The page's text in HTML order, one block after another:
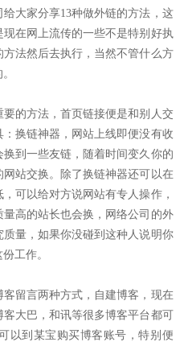
给大家分享13种做外链的方法，这
在网上流传的一些不是特别好执
法然后去执行，当然不管什么方
的方法，首页链接便是和别人交
换链神器，网站上线即便没有收
到一些友链，随着时间变久你的
站交换。除了换链神器还可以在
可以给对方说网站有专人操作，
高的站长也会换，网络公司的外
量，如果你没碰到这种人说明你
工作。
留言两种方式，自建博客，现在
大巴，和讯等很多博客平台都可
以到某宝购买博客账号，特别便